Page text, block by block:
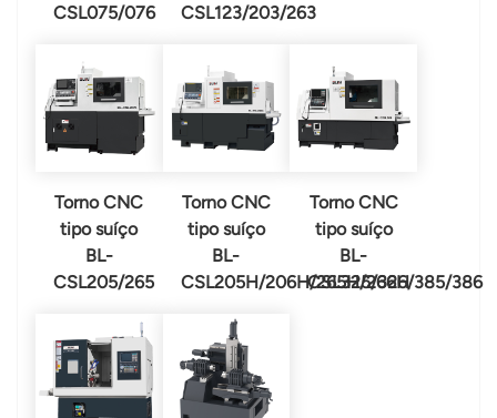
CSL075/076
CSL123/203/263
Torno CNC
tipo suíço
BL-
CSL205/265
Torno CNC
tipo suíço
BL-
CSL205H/206H/265H/266H
Torno CNC
tipo suíço
BL-
CSL325/326/385/386